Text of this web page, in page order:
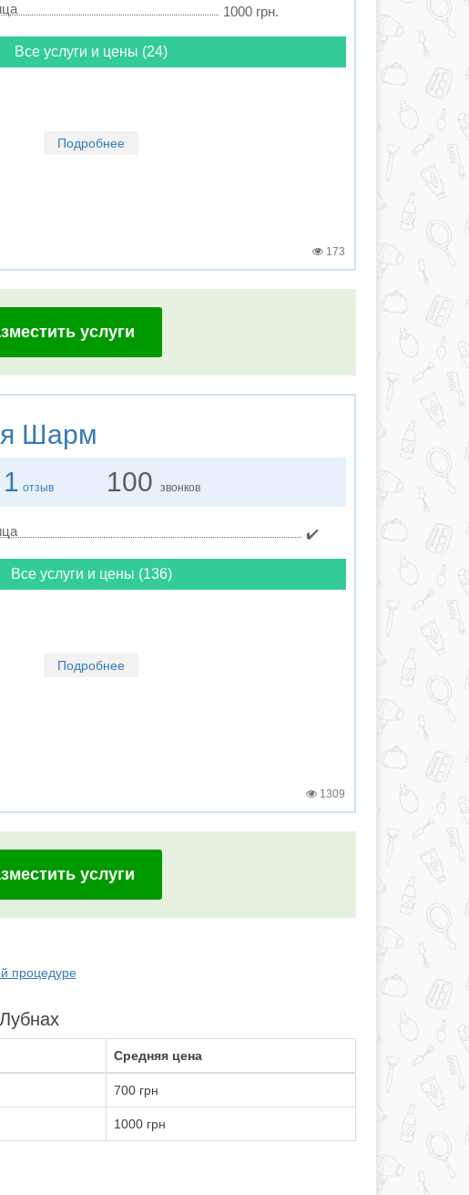
1000 грн.
Все услуги и цены (24)
Подробнее
173
услуги
Шарм
1 отзыв 100 звонков
✔️
Все услуги и цены (136)
Подробнее
1309
услуги
процедуре
Средняя цена
700 грн
1000 грн